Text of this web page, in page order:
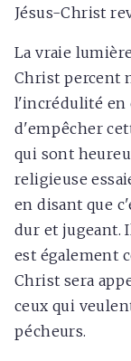
Jésus-Christ
La vraie
Christ percent
l'incrédulité en
d'empêcher
qui sont
religieuse
en disant que
dur et jugeant.
est également
Christ sera
ceux qui
pécheurs.